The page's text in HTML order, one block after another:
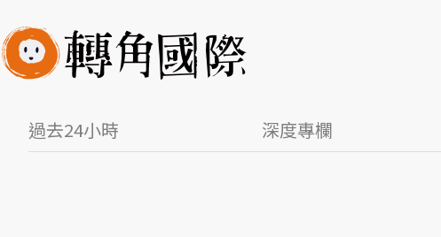
過去24小時 深度專欄